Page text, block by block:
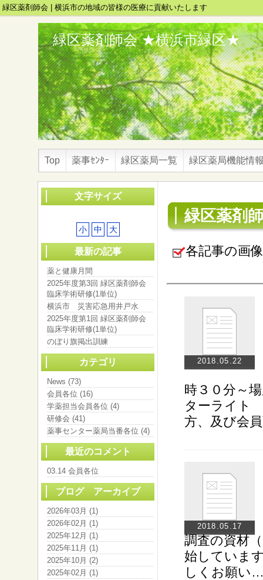
緑区薬剤師会 | 横浜市の地域の皆様の医療に貢献いたします
緑区薬剤師会 ★横浜市緑区★
Top 薬事ｾﾝﾀｰ 緑区薬局一覧 緑区薬局機能情
緑区薬剤
各記事の画
2018.05.22
時３０分
ターライ
方、及び会
2018.05.17
調査の資材
始していま
しくお願い
文字サイズ
小 中 大
最新の記事
薬と健康月間
2025年度第3回 緑区薬剤師会
臨床学術研修(1単位)
横浜市 災害応急用井戸水
2025年度第1回 緑区薬剤師会
臨床学術研修(1単位)
のぼり旗掲出訓練
カテゴリ
News (73)
会員各位 (16)
学薬担当会員各位 (4)
研修会 (41)
薬事センター薬局当番各位 (4)
最近のコメント
03.14 会員各位
ブログ アーカイブ
2026年03月 (1)
2026年02月 (1)
2025年12月 (1)
2025年11月 (1)
2025年10月 (2)
2025年02月 (1)